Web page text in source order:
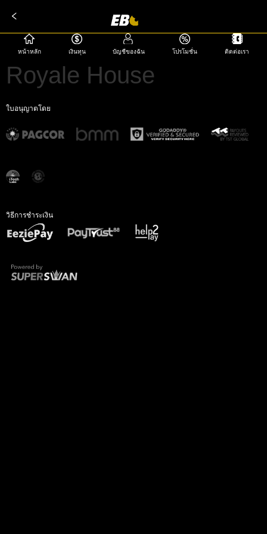
หน้าหลัก เงินทุน บัญชีของฉัน โปรโมชั่น ติดต่อเรา
Royale House
ใบอนุญาตโดย
วิธีการชำระเงิน